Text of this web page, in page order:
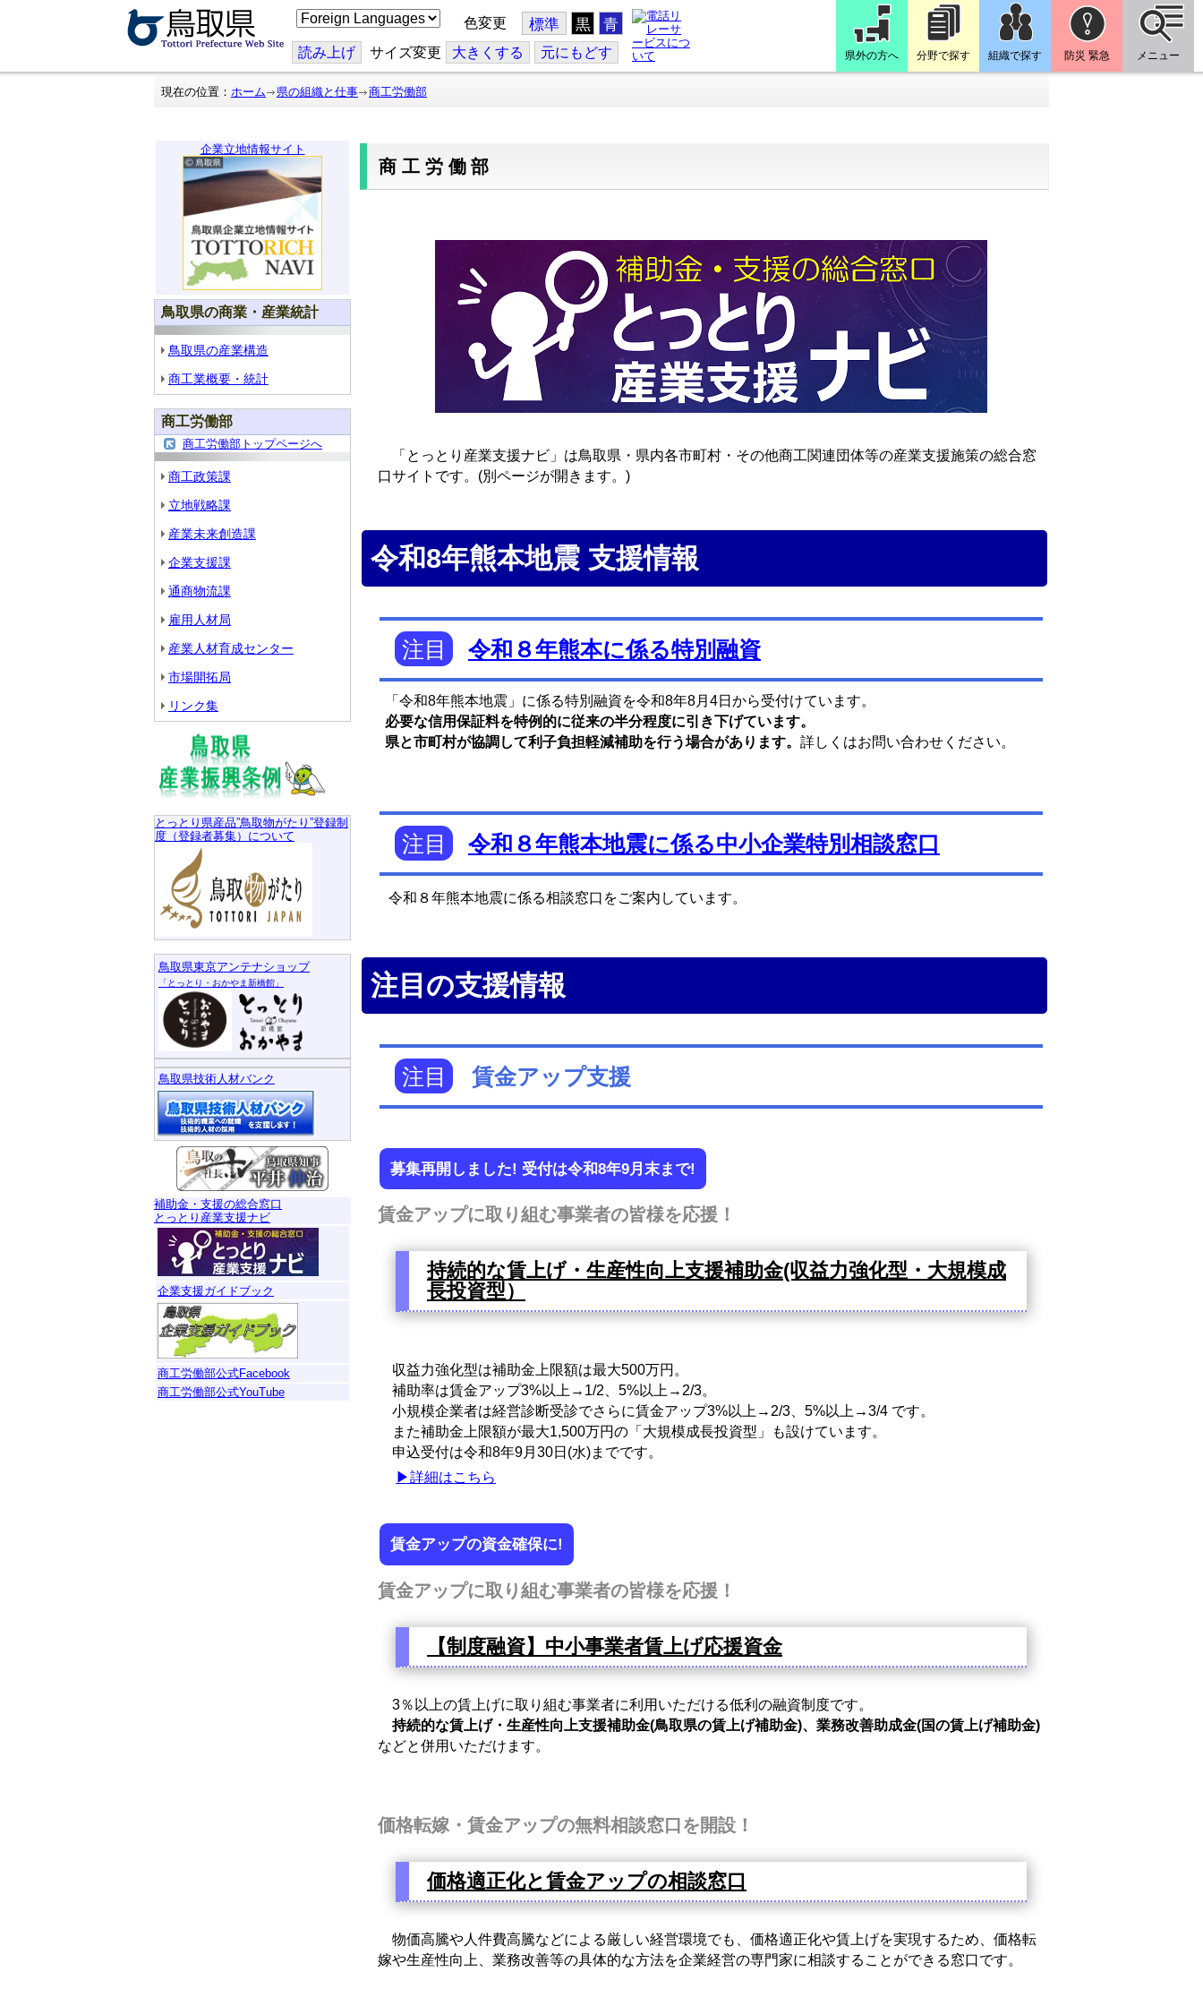
こ
の
ジ
を
翻
色変更 標準 黒 青
読み上げ サイズ変更 大きくする 元にもどす 県外の方へ 分野で探す 組織で探す 防災 緊急 メニュー
現在の位置： ホーム 県の組織と仕事 商工労働部
企業立地情報サイト
鳥取県の商業・産業統計
鳥取県の産業構造
商工業概要・統計
商工労働部
商工労働部トップページへ
商工政策課
立地戦略課
産業未来創造課
企業支援課
通商物流課
雇用人材局
産業人材育成センター
市場開拓局
リンク集
とっとり県産品”鳥取物がたり”登録制
度（登録者募集）について
鳥取県東京アンテナショップ
「とっとり・おかやま新橋館」
鳥取県技術人材バンク
補助金・支援の総合窓口
とっとり産業支援ナビ
企業支援ガイドブック
商工労働部公式Facebook
商工労働部公式YouTube
商工労働部
「とっとり産業支援ナビ」は鳥取県・県内各市町村・その他商工関連団体等の産業支援施策の総合窓
口サイトです。(別ページが開きます。)
令和8年熊本地震 支援情報
注目 令和８年熊本に係る特別融資
「令和8年熊本地震」に係る特別融資を令和8年8月4日から受付けています。
必要な信用保証料を特例的に従来の半分程度に引き下げています。
県と市町村が協調して利子負担軽減補助を行う場合があります。 詳しくはお問い合わせください。
注目 令和８年熊本地震に係る中小企業特別相談窓口
令和８年熊本地震に係る相談窓口をご案内しています。
注目の支援情報
注目 賃金アップ支援
募集再開しました! 受付は令和8年9月末まで!
賃金アップに取り組む事業者の皆様を応援！
持続的な賃上げ・生産性向上支援補助金(収益力強化型・大規模成
長投資型）
収益力強化型は補助金上限額は最大500万円。
補助率は賃金アップ3%以上→1/2、5%以上→2/3。
小規模企業者は経営診断受診でさらに賃金アップ3%以上→2/3、5%以上→3/4 です。
また補助金上限額が最大1,500万円の「大規模成長投資型」も設けています。
申込受付は令和8年9月30日(水)までです。
▶詳細はこちら
賃金アップの資金確保に!
賃金アップに取り組む事業者の皆様を応援！
【制度融資】中小事業者賃上げ応援資金
3％以上の賃上げに取り組む事業者に利用いただける低利の融資制度です。
持続的な賃上げ・生産性向上支援補助金(鳥取県の賃上げ補助金)、業務改善助成金(国の賃上げ補助金)
などと併用いただけます。
価格転嫁・賃金アップの無料相談窓口を開設！
価格適正化と賃金アップの相談窓口
物価高騰や人件費高騰などによる厳しい経営環境でも、価格適正化や賃上げを実現するため、価格転
嫁や生産性向上、業務改善等の具体的な方法を企業経営の専門家に相談することができる窓口です。